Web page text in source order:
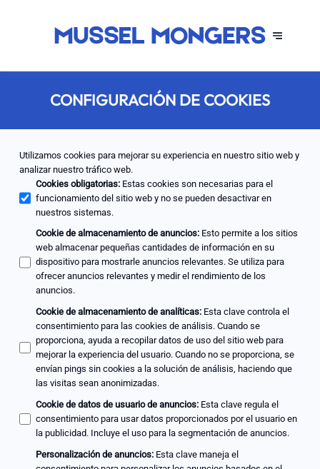
CONFIGURACIÓN DE COOKIES
Utilizamos cookies para mejorar su experiencia en nuestro sitio web y
analizar nuestro tráfico web.
Cookies obligatorias: Estas cookies son necesarias para el
funcionamiento del sitio web y no se pueden desactivar en
nuestros sistemas.
Cookie de almacenamiento de anuncios: Esto permite a los sitios
web almacenar pequeñas cantidades de información en su
dispositivo para mostrarle anuncios relevantes. Se utiliza para
ofrecer anuncios relevantes y medir el rendimiento de los
anuncios.
Cookie de almacenamiento de analíticas: Esta clave controla el
consentimiento para las cookies de análisis. Cuando se
proporciona, ayuda a recopilar datos de uso del sitio web para
mejorar la experiencia del usuario. Cuando no se proporciona, se
envían pings sin cookies a la solución de análisis, haciendo que
las visitas sean anonimizadas.
Cookie de datos de usuario de anuncios: Esta clave regula el
consentimiento para usar datos proporcionados por el usuario en
la publicidad. Incluye el uso para la segmentación de anuncios.
Personalización de anuncios: Esta clave maneja el